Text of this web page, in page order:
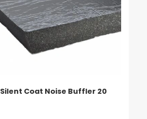
Silent Coat Noise Buffler 20